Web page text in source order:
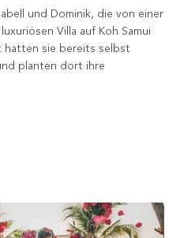
und Dominik, die von einer
Villa auf Koh Samui
hatten sie bereits selbst
planten dort ihre